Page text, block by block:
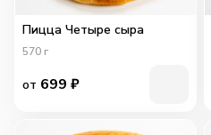
Пицца Четыре сыра
570 г
от 699 ₽